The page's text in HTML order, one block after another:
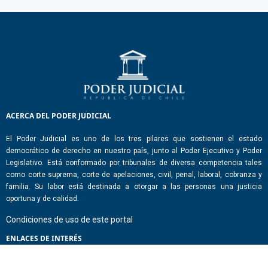
ACERCA DEL PODER JUDICIAL
El Poder Judicial es uno de los tres pilares que sostienen el estado
democrático de derecho en nuestro país, junto al Poder Ejecutivo y Poder
Legislativo. Está conformado por tribunales de diversa competencia tales
como corte suprema, corte de apelaciones, civil, penal, laboral, cobranza y
familia. Su labor está destinada a otorgar a las personas una justicia
oportuna y de calidad.
Condiciones de uso de este portal
ENLACES DE INTERÉS